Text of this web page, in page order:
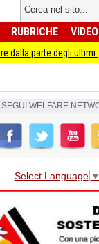
RUBRICHE VIDEO
ultimi Sicurezza I
SEGUI WELFARE
Select Language ▼